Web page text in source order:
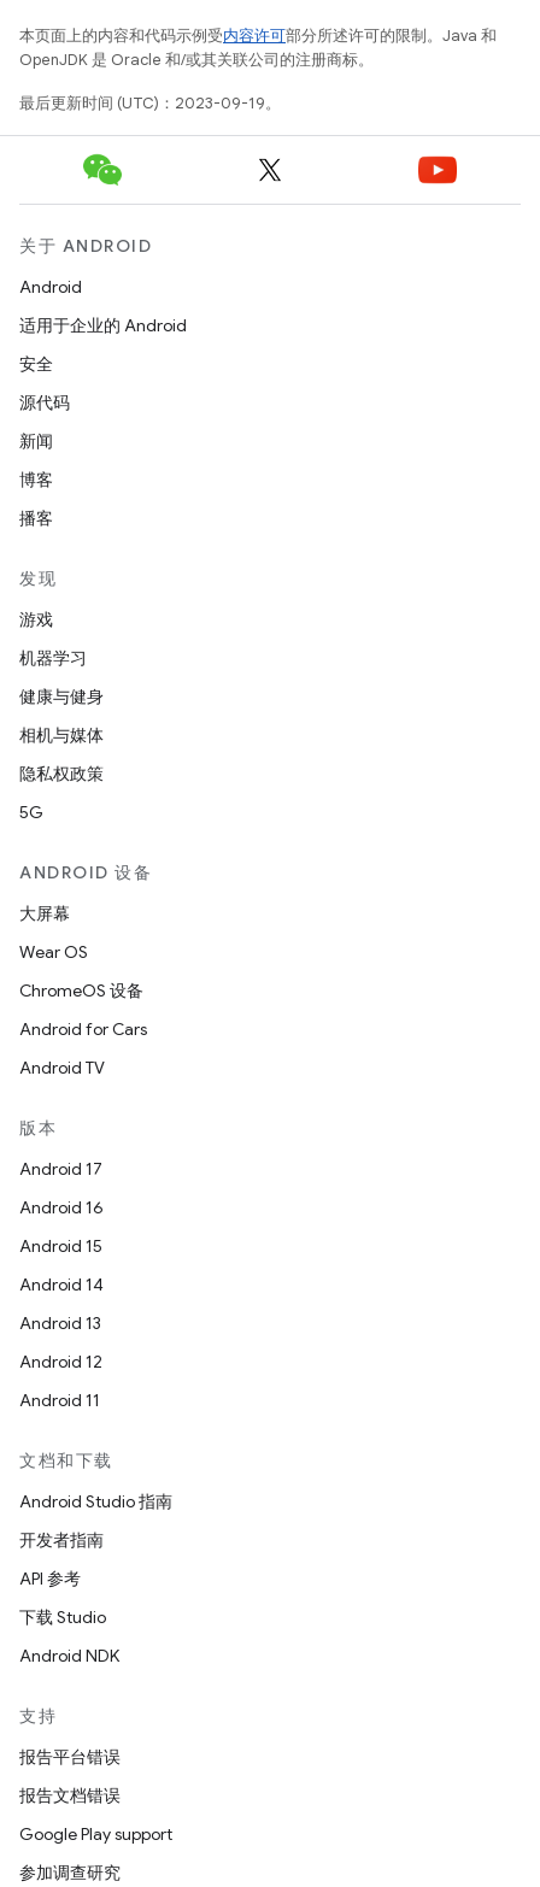
本页面上的内容和代码示例受内容许可部分所述许可的限制。Java 和
OpenJDK 是 Oracle 和/或其关联公司的注册商标。
最后更新时间 (UTC)：2023-09-19。
关于 ANDROID
Android
适用于企业的 Android
安全
源代码
新闻
博客
播客
发现
游戏
机器学习
健康与健身
相机与媒体
隐私权政策
5G
ANDROID 设备
大屏幕
Wear OS
ChromeOS 设备
Android for Cars
Android TV
版本
Android 17
Android 16
Android 15
Android 14
Android 13
Android 12
Android 11
文档和下载
Android Studio 指南
开发者指南
API 参考
下载 Studio
Android NDK
支持
报告平台错误
报告文档错误
Google Play support
参加调查研究